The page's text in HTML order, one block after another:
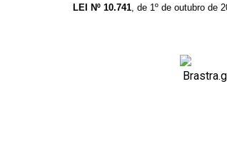
LEI Nº 10.741, de 1º de outubro de